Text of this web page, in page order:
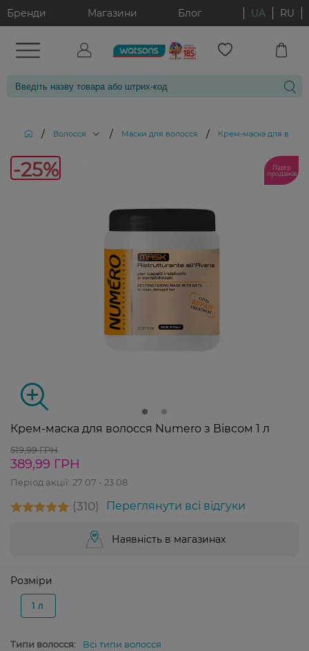
Бренди Магазини Блог UA RU
/ Волосся / Маски для волосся / Крем-маска для
-25%
Лідер
продажів
Крем-маска для волосся Numero з Вівсом 1 л
519,99 ГРН
389,99 ГРН
Період акції: 27 07 - 23 08
310 Переглянути всі відгуки
Наявність в магазинах
Розміри
1 л
Типи волосся:
Всі типи волосся